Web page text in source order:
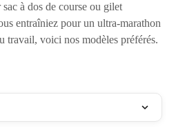
à dos de course ou gilet
entraîniez pour un ultra-marathon
travail, voici nos modèles préférés.